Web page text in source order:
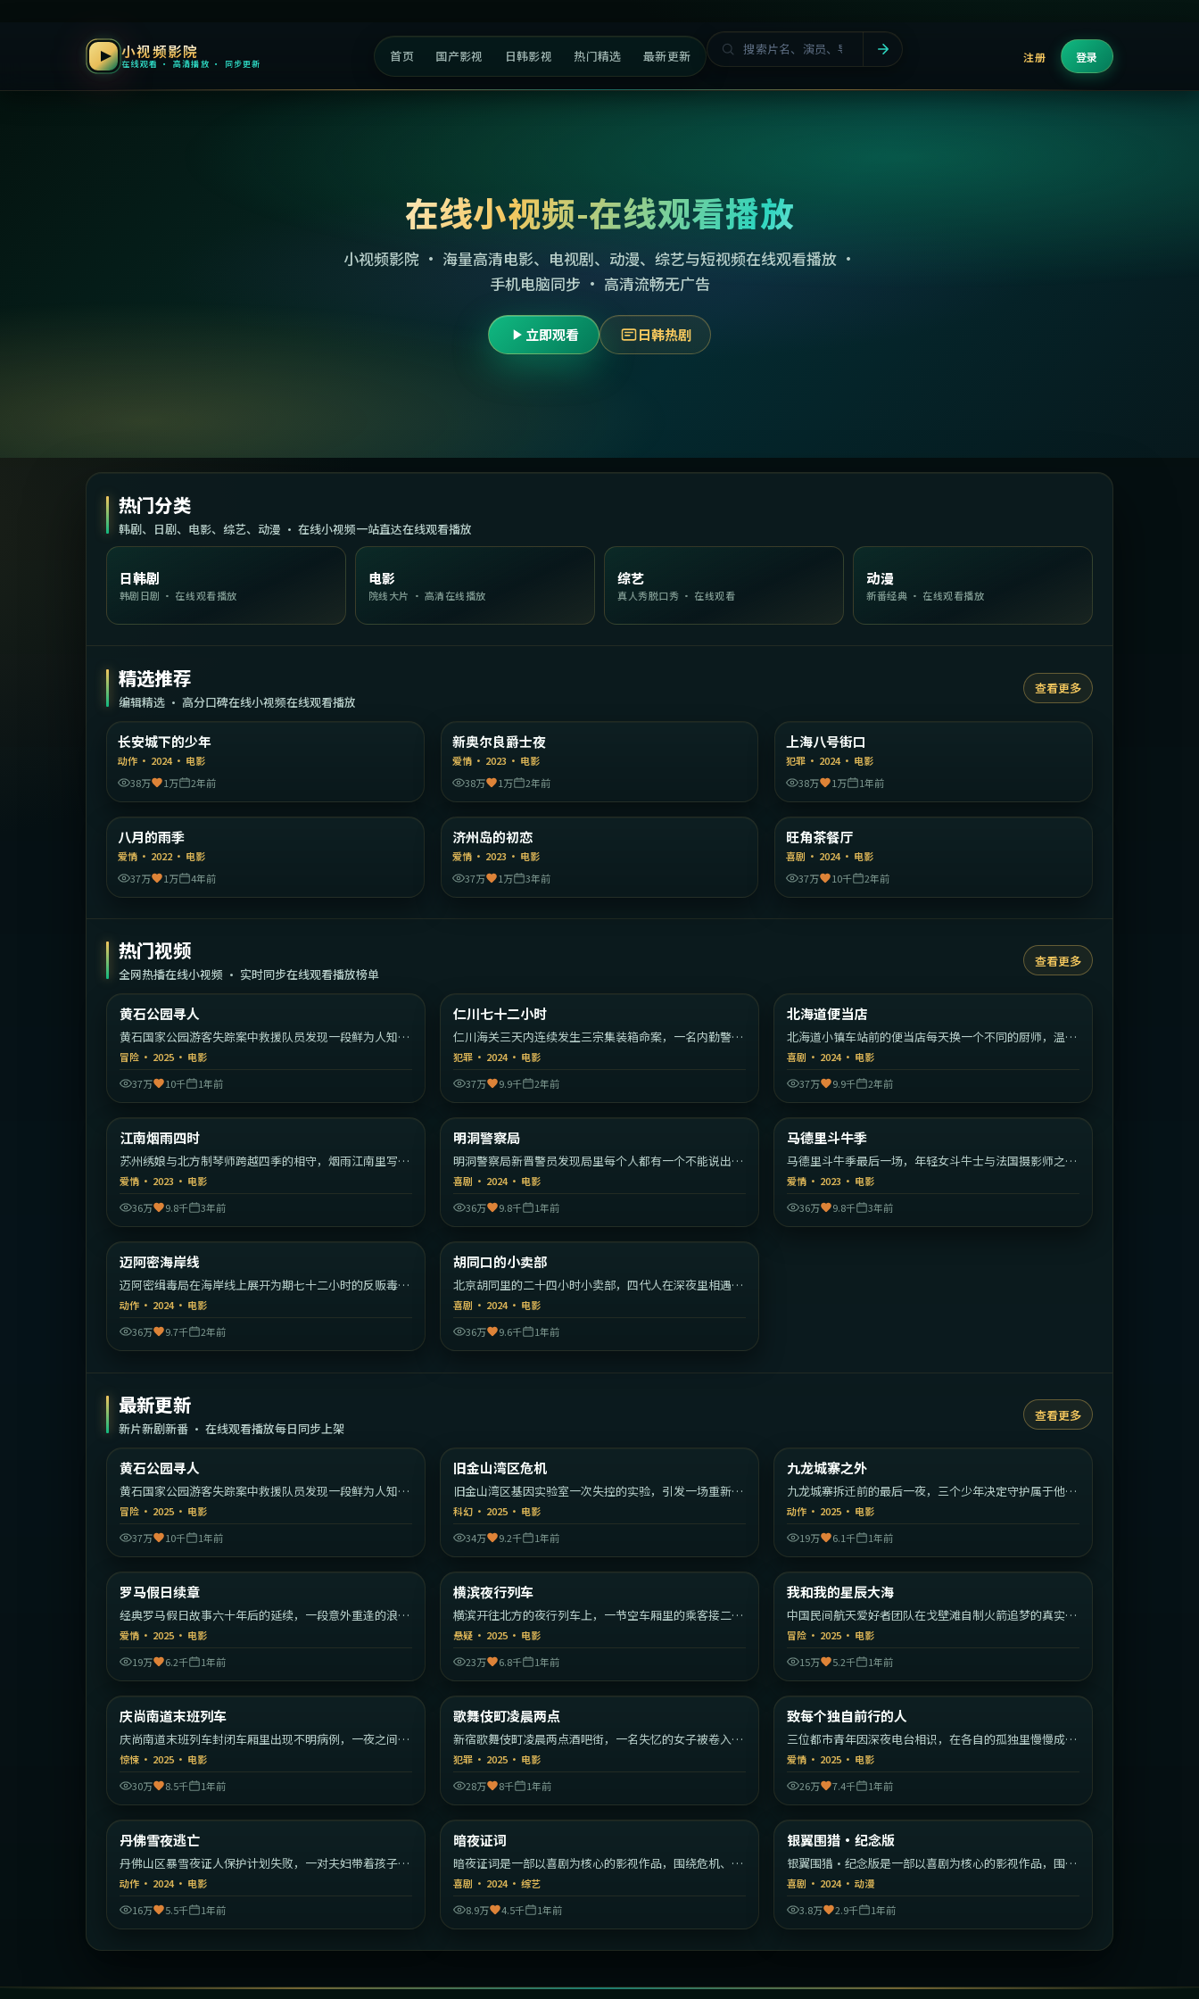
小视频影院
在线观看 · 高清播放 · 同步更新 首页 国产影视 日韩影视 热门精选 最新更新 注册 登录
在线小视频-在线观看播放
小视频影院 · 海量高清电影、电视剧、动漫、综艺与短视频在线观看播放 ·
手机电脑同步 · 高清流畅无广告
立即观看 日韩热剧
热门分类
韩剧、日剧、电影、综艺、动漫 · 在线小视频一站直达在线观看播放
日韩剧
韩剧日剧 · 在线观看播放
电影
院线大片 · 高清在线播放
综艺
真人秀脱口秀 · 在线观看
动漫
新番经典 · 在线观看播放
精选推荐
编辑精选 · 高分口碑在线小视频在线观看播放
查看更多
精选
长安城下的少年
动作· 2024· 电影
38万
1万 2年前
精选
新奥尔良爵士夜
爱情· 2023 · 电影
38万
1万 2年前
精选
2:18:35
上海八号街口
犯罪 · 2024· 电影
38万
1万 1年前
精选
八月的雨季
爱情· 2022· 电影
37万
1万 4年前
精选
济州岛的初恋
爱情· 2023 · 电影
37万
1万 3年前
精选
旺角茶餐厅
喜剧 · 2024· 电影
37万
10千 2年前
热门视频
全网热播在线小视频 · 实时同步在线观看播放榜单
查看更多
热门
2:07:30
黄石公园寻人
黄石国家公园游客失踪案中救援队员发现一段鲜为人知的
家族秘密。
冒险· 2025· 电影
37万
10千 1年前
热门
仁川七十二小时
仁川海关三天内连续发生三宗集装箱命案，一名内勤警员
开始反向追查。
犯罪· 2024· 电影
37万
9.9千 2年前
热门
2:14:02
北海道便当店
北海道小镇车站前的便当店每天换一个不同的厨师，温暖
每一个赶车人。
喜剧 · 2024· 电影
37万
9.9千 2年前
热门
2:26:23
江南烟雨四时
苏州绣娘与北方制琴师跨越四季的相守，烟雨江南里写就
的东方爱情。
爱情· 2023 · 电影
36万
9.8千 3年前
热门
2:03:11
明洞警察局
明洞警察局新晋警员发现局里每个人都有一个不能说出口
的秘密。
喜剧 · 2024· 电影
36万
9.8千 1年前
热门
2:23:40
马德里斗牛季
马德里斗牛季最后一场，年轻女斗牛士与法国摄影师之间
的烈日恋曲。
爱情 · 2023 · 电影
36万
9.8千 3年前
热门
1:48:52
迈阿密海岸线
迈阿密缉毒局在海岸线上展开为期七十二小时的反贩毒行
动。
动作· 2024· 电影
36万
9.7千 2年前
热门
1:34:24
胡同口的小卖部
北京胡同里的二十四小时小卖部，四代人在深夜里相遇又
告别。
喜剧 · 2024· 电影
36万
9.6千 1年前
最新更新
新片新剧新番 · 在线观看播放每日同步上架
查看更多
最新
黄石公园寻人
黄石国家公园游客失踪案中救援队员发现一段鲜为人知的
家族秘密。
冒险· 2025· 电影
37万
10千 1年前
最新
旧金山湾区危机
旧金山湾区基因实验室一次失控的实验，引发一场重新定
义人类的危机。
科幻· 2025· 电影
34万
9.2千 1年前
最新
2:23:26
九龙城寨之外
九龙城寨拆迁前的最后一夜，三个少年决定守护属于他们
的江湖。
动作 · 2025 · 电影
19万
6.1千 1年前
最新
罗马假日续章
经典罗马假日故事六十年后的延续，一段意外重逢的浪漫
旅程。
爱情· 2025· 电影
19万
6.2千 1年前
最新
横滨夜行列车
横滨开往北方的夜行列车上，一节空车厢里的乘客接二连
三消失。
悬疑· 2025· 电影
23万
6.8千 1年前
最新
我和我的星辰大海
中国民间航天爱好者团队在戈壁滩自制火箭追梦的真实改
编故事。
冒险 · 2025 · 电影
15万
5.2千 1年前
最新
庆尚南道末班列车
庆尚南道末班列车封闭车厢里出现不明病例，一夜之间秩
序崩塌。
惊悚· 2025· 电影
30万
8.5千 1年前
最新
歌舞伎町凌晨两点
新宿歌舞伎町凌晨两点酒吧街，一名失忆的女子被卷入帮
派权力斗争。
犯罪· 2025· 电影
28万
8千 1年前
最新
致每个独自前行的人
三位都市青年因深夜电台相识，在各自的孤独里慢慢成为
彼此的灯塔。
爱情 · 2025 · 电影
26万
7.4千 1年前
最新
丹佛雪夜逃亡
丹佛山区暴雪夜证人保护计划失败，一对夫妇带着孩子开
始绝命逃亡。
动作· 2024· 电影
16万
5.5千 1年前
最新
暗夜证词
暗夜证词是一部以喜剧为核心的影视作品，围绕危机、反
转与人物成长展开，整体节奏紧凑，值得推荐观看。
喜剧 · 2024· 综艺
8.9万
4.5千 1年前
最新
银翼围猎·纪念版
银翼围猎·纪念版是一部以喜剧为核心的影视作品，围绕
危机、反转与人物成长展开，整体节奏紧凑，值得推荐观
看。
喜剧 · 2024·动漫
3.8万
2.9千 1年前